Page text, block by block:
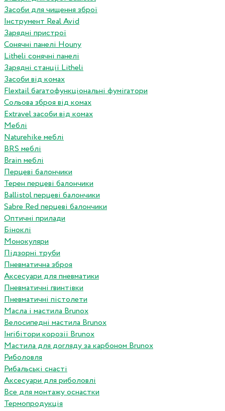
Засоби для чищення зброї
Інструмент Real Avid
Зарядні пристрої
Сонячні панелі Houny
Litheli сонячні панелі
Зарядні станції Litheli
Засоби від комах
Flextail багатофункціональні фумігатори
Сольова зброя від комах
Extravel засоби від комах
Меблі
Naturehike меблі
BRS меблі
Brain меблі
Перцеві балончики
Терен перцеві балончики
Ballistol перцеві балончики
Sabre Red перцеві балончики
Оптичні прилади
Біноклі
Монокуляри
Підзорні труби
Пневматична зброя
Аксесуари для пневматики
Пневматичні гвинтівки
Пневматичні пістолети
Масла і мастила Brunox
Велосипедні мастила Brunox
Інгібітори корозії Brunox
Мастила для догляду за карбоном Brunox
Риболовля
Рибальські снасті
Аксесуари для риболовлі
Все для монтажу оснастки
Термопродукція